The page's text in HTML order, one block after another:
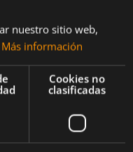
nuestro sitio web,
Más información
Cookies no
clasificadas